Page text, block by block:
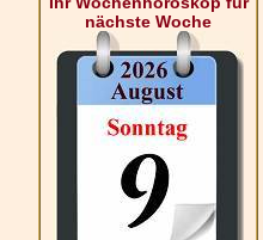
nächste Woche